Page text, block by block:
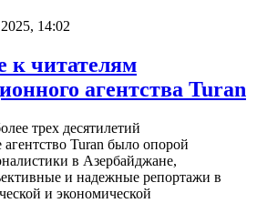
14:02
к читателям
агентства Turan
трех десятилетий
Turan было опорой
в Азербайджане,
и надежные репортажи в
и экономической